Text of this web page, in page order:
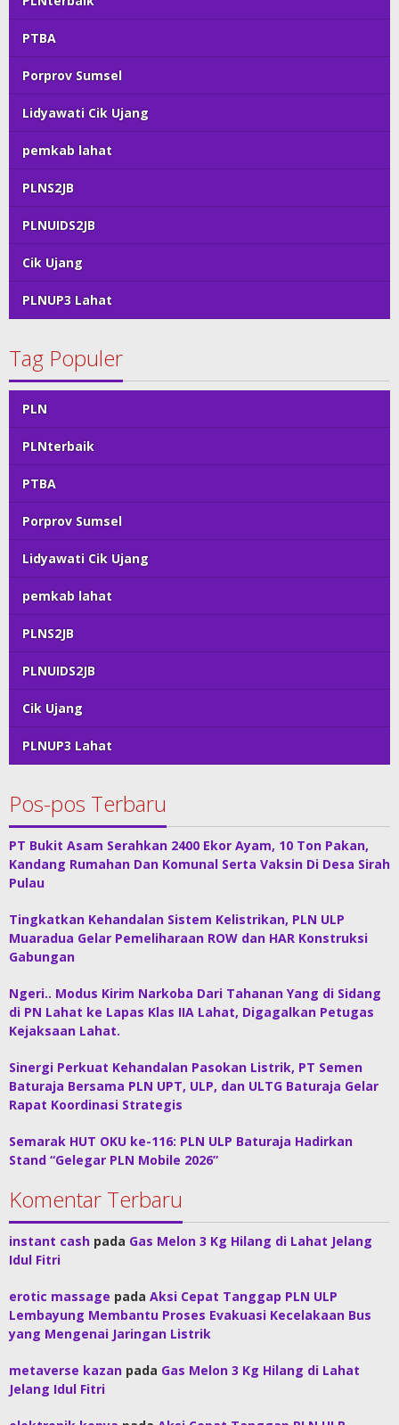
PTBA
Porprov Sumsel
Lidyawati Cik Ujang
pemkab lahat
PLNS2JB
PLNUIDS2JB
Cik Ujang
PLNUP3 Lahat
Tag Populer
PLN
PLNterbaik
PTBA
Porprov Sumsel
Lidyawati Cik Ujang
pemkab lahat
PLNS2JB
PLNUIDS2JB
Cik Ujang
PLNUP3 Lahat
Pos-pos Terbaru
PT Bukit Asam Serahkan 2400 Ekor Ayam, 10 Ton Pakan,
Kandang Rumahan Dan Komunal Serta Vaksin Di Desa Sirah
Pulau
Tingkatkan Kehandalan Sistem Kelistrikan, PLN ULP
Muaradua Gelar Pemeliharaan ROW dan HAR Konstruksi
Gabungan
Ngeri.. Modus Kirim Narkoba Dari Tahanan Yang di Sidang
di PN Lahat ke Lapas Klas IIA Lahat, Digagalkan Petugas
Kejaksaan Lahat.
Sinergi Perkuat Kehandalan Pasokan Listrik, PT Semen
Baturaja Bersama PLN UPT, ULP, dan ULTG Baturaja Gelar
Rapat Koordinasi Strategis
Semarak HUT OKU ke-116: PLN ULP Baturaja Hadirkan
Stand “Gelegar PLN Mobile 2026”
Komentar Terbaru
instant cash pada Gas Melon 3 Kg Hilang di Lahat Jelang
Idul Fitri
erotic massage pada Aksi Cepat Tanggap PLN ULP
Lembayung Membantu Proses Evakuasi Kecelakaan Bus
yang Mengenai Jaringan Listrik
metaverse kazan pada Gas Melon 3 Kg Hilang di Lahat
Jelang Idul Fitri